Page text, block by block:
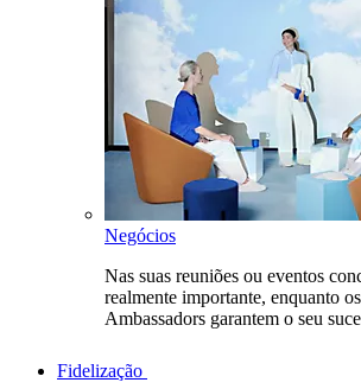
Negócios
Nas suas reuniões ou eventos
realmente importante, enquanto
Ambassadors garantem o seu
Fidelização